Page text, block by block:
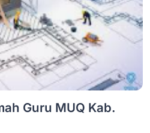
Guru MUQ Kab.